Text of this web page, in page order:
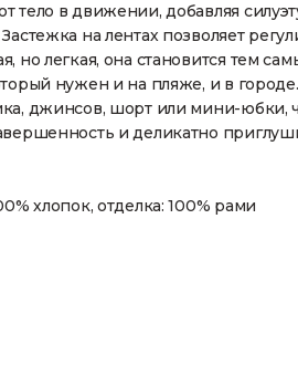
тело в движении, добавляя
на лентах позволяет
но легкая, она становится тем
нужен и на пляже, и в
джинсов, шорт или мини-юбки,
и деликатно
хлопок, отделка: 100% рами